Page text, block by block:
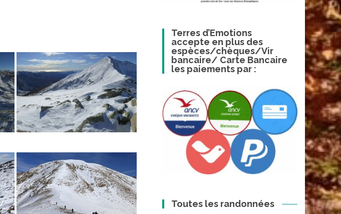
Terres d’Emotions
accepte en plus des
espèces/chèques/Vir
bancaire/ Carte Bancaire
les paiements par :
Toutes les randonnées